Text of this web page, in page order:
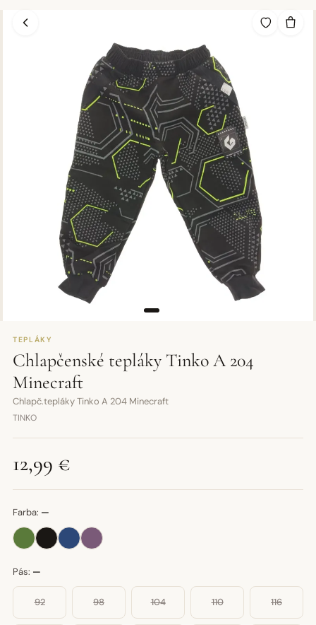
TEPLÁKY
Chlapčenské tepláky Tinko A 204
Minecraft
Chlapč.tepláky Tinko A 204 Minecraft
TINKO
12,99 €
Farba: —
Pás: —
92 98 104 110 116